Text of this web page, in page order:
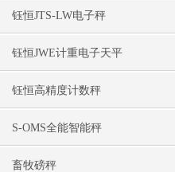
钰恒JTS-LW电子秤
钰恒JWE计重电子天平
钰恒高精度计数秤
S-OMS全能智能秤
畜牧磅秤